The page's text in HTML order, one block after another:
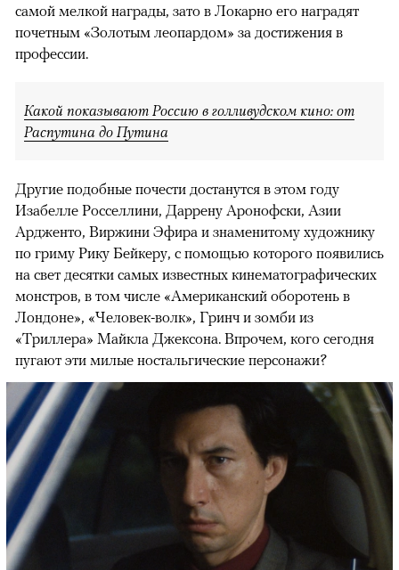
самой мелкой награды, зато в Локарно его наградят
почетным «Золотым леопардом» за достижения в
профессии.
Какой показывают Россию в голливудском кино: от
Распутина до Путина
Другие подобные почести достанутся в этом году
Изабелле Росселлини, Даррену Аронофски, Азии
Ардженто, Виржини Эфира и знаменитому художнику
по гриму Рику Бейкеру, с помощью которого появились
на свет десятки самых известных кинематографических
монстров, в том числе «Американский оборотень в
Лондоне», «Человек-волк», Гринч и зомби из
«Триллера» Майкла Джексона. Впрочем, кого сегодня
пугают эти милые ностальгические персонажи?